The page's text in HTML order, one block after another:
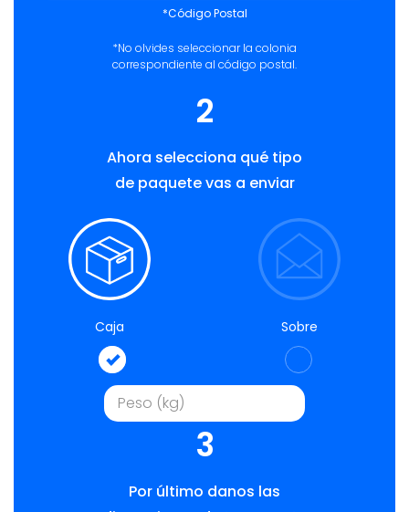
*Código Postal
*No olvides seleccionar la colonia
correspondiente al código postal.
2
Ahora selecciona qué tipo
de paquete vas a enviar
Caja Sobre
3
Por último danos las